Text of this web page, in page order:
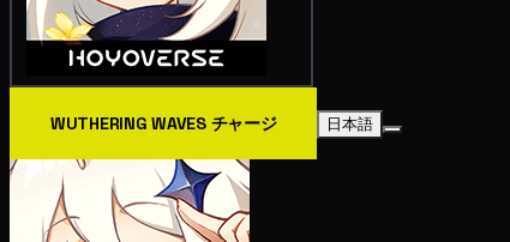
WUTHERING WAVES チャージ 日本語